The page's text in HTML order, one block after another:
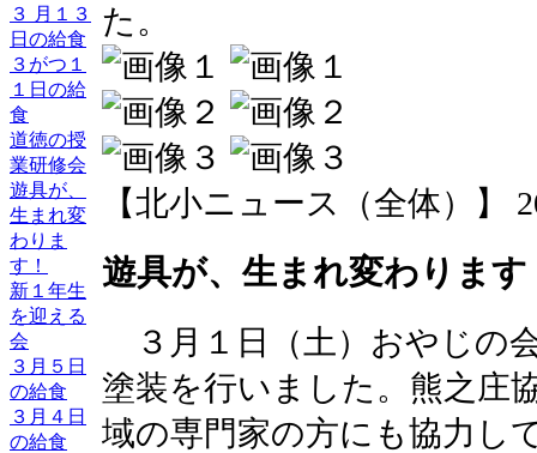
３ 月１３
日の給食
３がつ１
１日の給
食
道徳の授
業研修会
遊具が、
生まれ変
わりま
す！
新１年生
を迎える
会
３月５日
の給食
３月４日
の給食
た。
【北小ニュース（全体）】
遊具が、生まれ変わります
３月１日（土）おやじの
塗装を行いました。熊之庄
域の専門家の方にも協力し